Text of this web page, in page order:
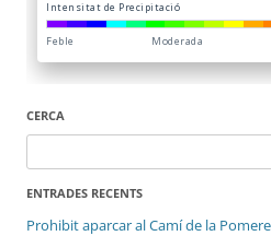
CERCA
ENTRADES RECENTS
Prohibit aparcar al Camí de la